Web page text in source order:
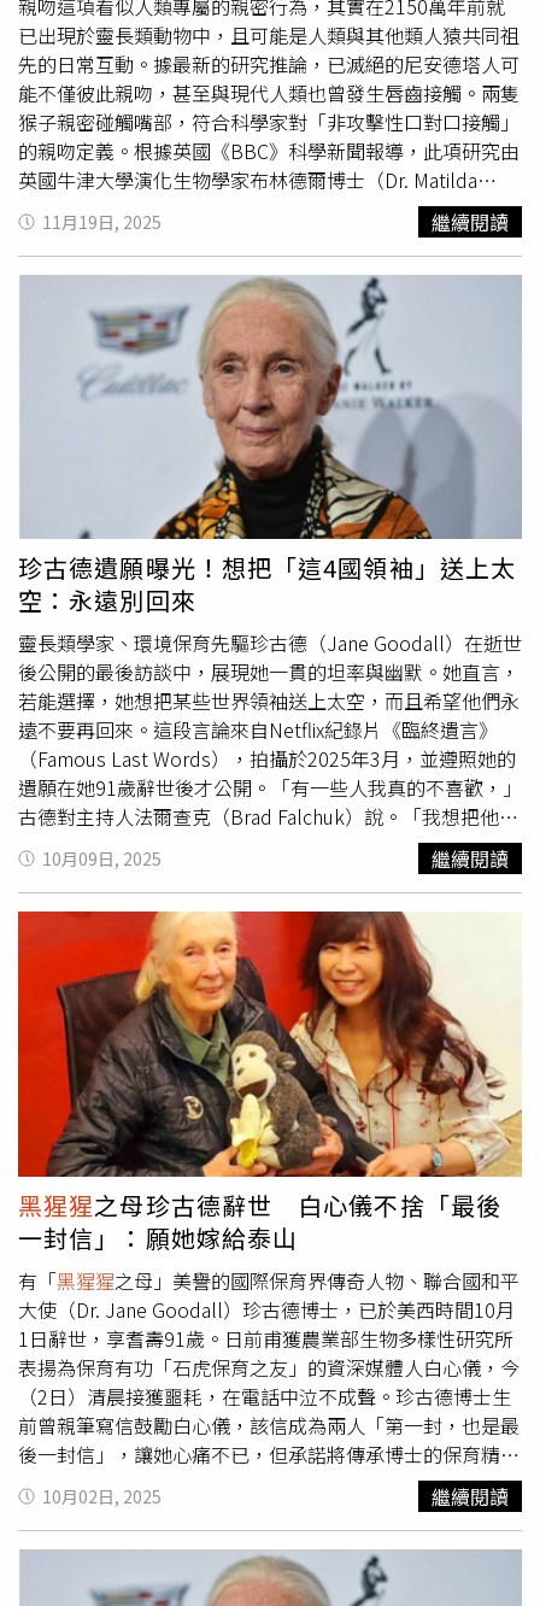
聞中，罕見對動物使用了帶有崇高敬意的詞彙「逝去」與
「享年」。訃聞的用詞感動了無數網友，紛紛在社群上留言
讚嘆，「這展現了研究者對小愛的敬意」、「感受到校方將
牠視為『人』而非單純的動物」、「這份溫暖的尊重令人落
淚」。
已出現於靈長類動物中，且可能是人類與其他類人猿共同祖
先的日常互動。據最新的研究推論，已滅絕的尼安德塔人可
能不僅彼此親吻，甚至與現代人類也曾發生唇齒接觸。兩隻
猴子親密碰觸嘴部，符合科學家對「非攻擊性口對口接觸」
的親吻定義。根據英國《BBC》科學新聞報導，此項研究由
英國牛津大學演化生物學家布林德爾博士（Dr. Matilda
Brindle）領銜，並發表於《演化與人類行為》（Evolution
and Human Behaviour）期刊。研究團隊定義親吻為「非攻
擊性、具唇部或口部接觸與動作、且不涉及食物交換」的行
為，並依此觀察多種動物行為紀錄，建立出親吻行為的演化
譜系。人類、黑猩猩 與倭 黑猩猩皆具有親吻行為，顯示此行
為源於共同祖先。布林德爾博士指出：「人類、
都會親吻，因此我們推測，他們的最近共同祖先也具
備此行為，約可追溯至2150萬年前的大型猿類。」研究團
隊亦發現，從狼、土撥鼠到北極熊與信天翁等多種動物中，
也都出現吻合上述定義的「親吻」行為。這項研究也指出，
親吻雖無直接生存或繁殖優勢，卻廣泛存在於不同物種之
中，顯示其可能具有社會性或健康評估等潛在功能。例如，
有研究曾發現，現代人與尼安德塔人共享唾液中某種細菌，
暗示雙方長期存在唾液交換行為。科學家指出，尼安德塔人
與現代人可能曾透過親吻交換唾液與細菌。不過，科學家至
今尚未完全釐清「為何」親吻演化出現。現有假說包括源自
靈長類理毛行為的延伸、或作為判斷伴侶健康狀態與基因相
容性的一種方式。布林德爾博士認為，親吻不應僅視為帶有
浪漫意味的行為，而是值得深入探討的跨物種社會互動現
象。她強調：「親吻是人類與其他非人類親戚共享的行為，
我們應該認真研究，而非將其簡化為浪漫或情感象徵。」
11月19日, 2025 繼續閱讀
珍古德遺願曝光！想把「這4國領袖」送上太
空：永遠別回來
靈長類學家、環境保育先驅珍古德（Jane Goodall）在逝世
後公開的最後訪談中，展現她一貫的坦率與幽默。她直言，
若能選擇，她想把某些世界領袖送上太空，而且希望他們永
遠不要再回來。這段言論來自Netflix紀錄片《臨終遺言》
（Famous Last Words），拍攝於2025年3月，並遵照她的
遺願在她91歲辭世後才公開。「有一些人我真的不喜歡，」
古德對主持人法爾查克（Brad Falchuk）說。「我想把他們
放上馬斯克（Elon Musk）的太空船，送往他堅信自己會發
現的星球。」據悉，身為太空探索科技公司（SpaceX）執
行長的馬斯克，曾表示他計畫最早在2029年將人類送上火
星。被珍古德點名的人，除了馬斯克本人，還包括美國總統
川普（Donald Trump）與其核心支持者、俄羅斯總統普丁
（Vladimir Putin）、中國國家主席習近平，以及以色列總
理納坦雅胡（Benjamin Netanyahu）和其極右翼政府，
「全都送上那艘船。」這位自1960年起研究非洲黑猩猩
以發現牠們使用工具與社會階層聞名的科學家，早已多次批
評政治人物的權力與攻擊性。她曾在2016年接受《大西
洋》（The Atlantic）雜誌訪問時，把川普比作「展現支配
儀式的雄性黑猩猩」，因牠們會為了威嚇對手，跺腳、拖樹
枝、丟石頭，誇張展示力量，「展示的越激烈、越有創意，
就越容易在群體中上升，也能維持地位更久。」英媒《獨立
報》（The Independent）為此也聯繫白宮，尋求對珍古德
言論的回應。在這次過世後公布的訪談中，珍古德再度以她
的動物行為觀察來詮釋人類的政治現象。她指出，無論 黑猩
猩或人類，當面對陌生或被視為威脅的對象時，群體會產生
「具有傳染性」的攻擊行為，「情緒蔓延，人人都被捲入，
好像保衛領地或爭奪支配權。」她認為，儘管人類有類似傾
向，但「大多數人仍是善良的」。珍古德將希望寄託在她於
1991年創立的國際環境組織和自然保育組織「根與芽」
（Roots & Shoots）計畫上，盼能培養「新一代有同理心
的公民。」珍古德也是聯合國和平使者（UN Messenger of
Peace）。她在2024年「國際和平日」（International Day
of Peace）發表聲明，為俄烏戰爭與以哈衝突中的無辜者祈
禱：「讓我們祈求戰爭終結，特別是停止對加薩人民的種族
10月09日, 2025 繼續閱讀
黑猩猩之母珍古德辭世 白心儀不捨「最後
一封信」：願她嫁給泰山
有「黑猩猩之母」美譽的國際保育界傳奇人物、聯合國和平
大使（Dr. Jane Goodall）珍古德博士，已於美西時間10月
1日辭世，享耆壽91歲。日前甫獲農業部生物多樣性研究所
表揚為保育有功「石虎保育之友」的資深媒體人白心儀，今
（2日）清晨接獲噩耗，在電話中泣不成聲。珍古德博士生
前曾親筆寫信鼓勵白心儀，該信成為兩人「第一封，也是最
後一封信」，讓她心痛不已，但承諾將傳承博士的保育精
神。白心儀長年投身石虎志工與保育倡議，並製作多部石虎
紀錄片，是首位獲此殊榮的媒體人。今年6月珍古德博士訪
台時，白心儀與團隊全程隨行專訪，並送上台灣石虎玩偶作
為見面禮，珍博士愛不釋手。七夕時，白心儀更收到珍博士
的親筆信，信中溫暖寫道：「你正在做的事—幫助孩子們去
10月02日, 2025 繼續閱讀